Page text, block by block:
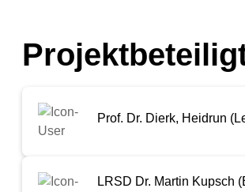
Prof. Dr. Dierk, Heidrun
LRSD Dr. Martin Kupsch